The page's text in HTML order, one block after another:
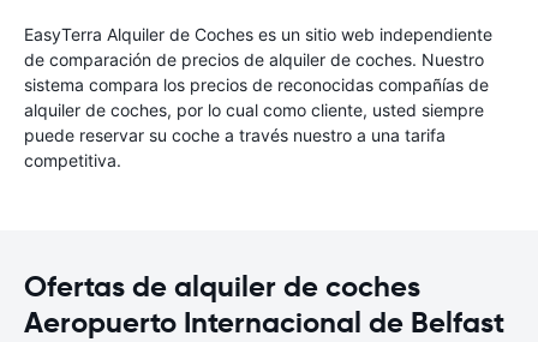
EasyTerra Alquiler de Coches es un sitio web independiente
de comparación de precios de alquiler de coches. Nuestro
sistema compara los precios de reconocidas compañías de
alquiler de coches, por lo cual como cliente, usted siempre
puede reservar su coche a través nuestro a una tarifa
competitiva.
Ofertas de alquiler de coches
Aeropuerto Internacional de Belfast